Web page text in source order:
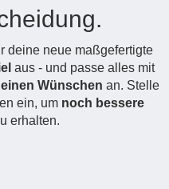
Doppelbett
Polstermöbel
Sofa
Ecksofa
Sessel
Outdoor-
Outdoorküche
Produktlinie
Selection
deine neue maßgefertigte
aus - und passe alles mit
Wünschen an. Stelle
ein, um noch bessere
erhalten.